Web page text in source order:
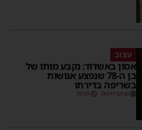
עצוב
אסון באשדוד: נקבע מותו של
בן ה-78 שנפצע אנושות
בשריפה בדירתו
מנחם דויטש 09:38